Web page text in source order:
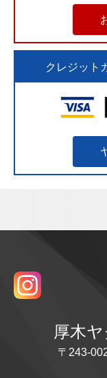
クレジット
厚木
〒243-